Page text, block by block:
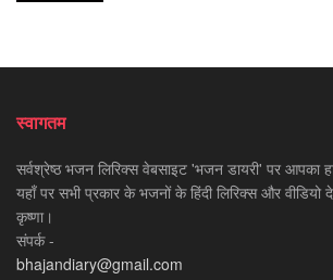
स्वागतम
सर्वश्रेष्ठ भजन लिरिक्स वेबसाइट 'भजन डायरी' पर आपका
यहाँ पर सभी प्रकार के भजनों के हिंदी लिरिक्स और
कृष्णा।
संपर्क -
bhajandiary@gmail.com